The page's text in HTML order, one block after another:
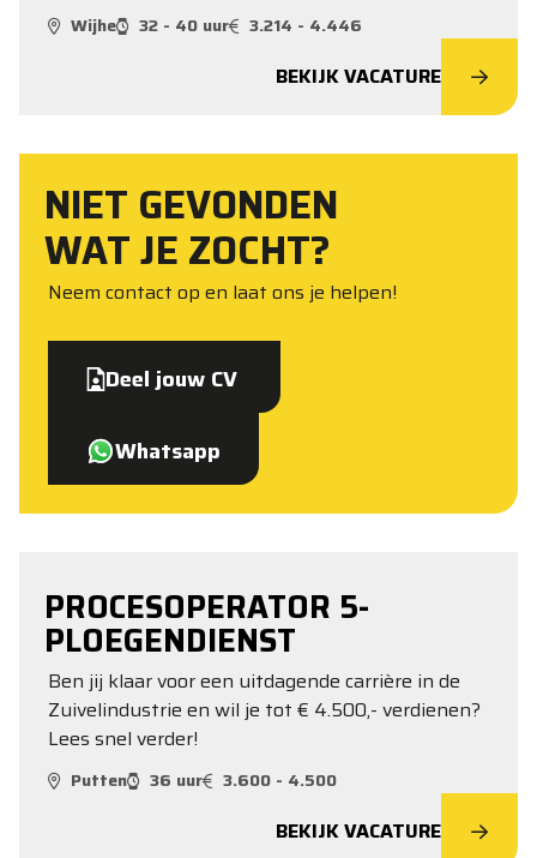
Wijhe 32 - 40 uur 3.214 - 4.446
BEKIJK VACATURE
NIET GEVONDEN
WAT JE ZOCHT?
Neem contact op en laat ons je helpen!
Deel jouw CV
Whatsapp
PROCESOPERATOR 5-
PLOEGENDIENST
Ben jij klaar voor een uitdagende carrière in de
Zuivelindustrie en wil je tot € 4.500,- verdienen?
Lees snel verder!
Putten 36 uur 3.600 - 4.500
BEKIJK VACATURE